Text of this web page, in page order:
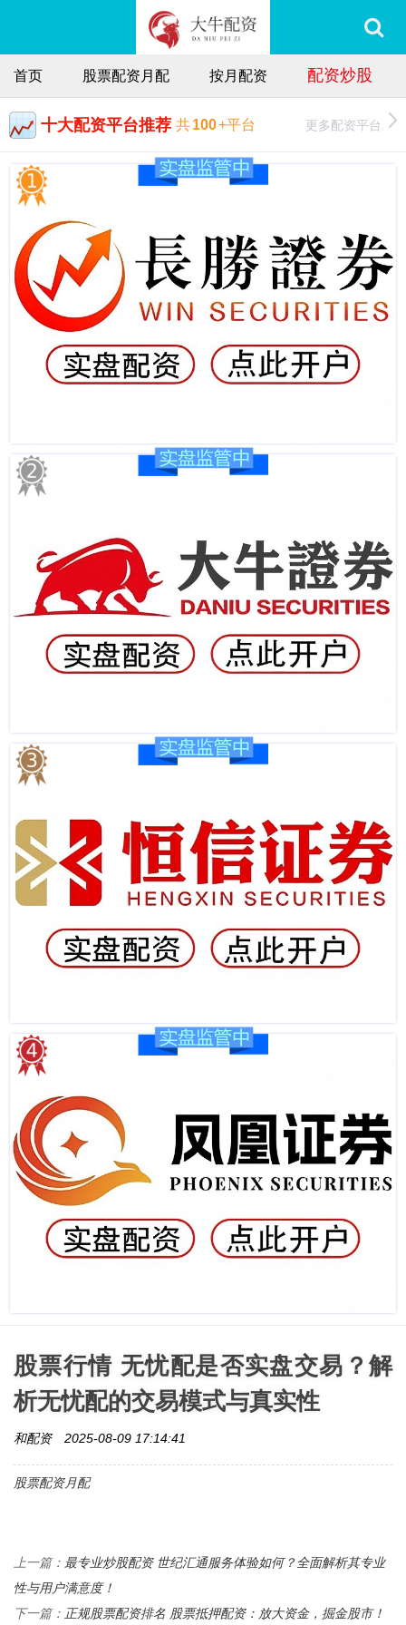
首页 股票配资月配 按月配资 配资炒股
十大配资平台推荐 共100+平台 更多配资平台
股票行情 无忧配是否实盘交易？解
析无忧配的交易模式与真实性
和配资 2025-08-09 17:14:41
股票配资月配
上一篇： 最专业炒股配资 世纪汇通服务体验如何？全面解析其专业
性与用户满意度！
下一篇： 正规股票配资排名 股票抵押配资：放大资金，掘金股市！